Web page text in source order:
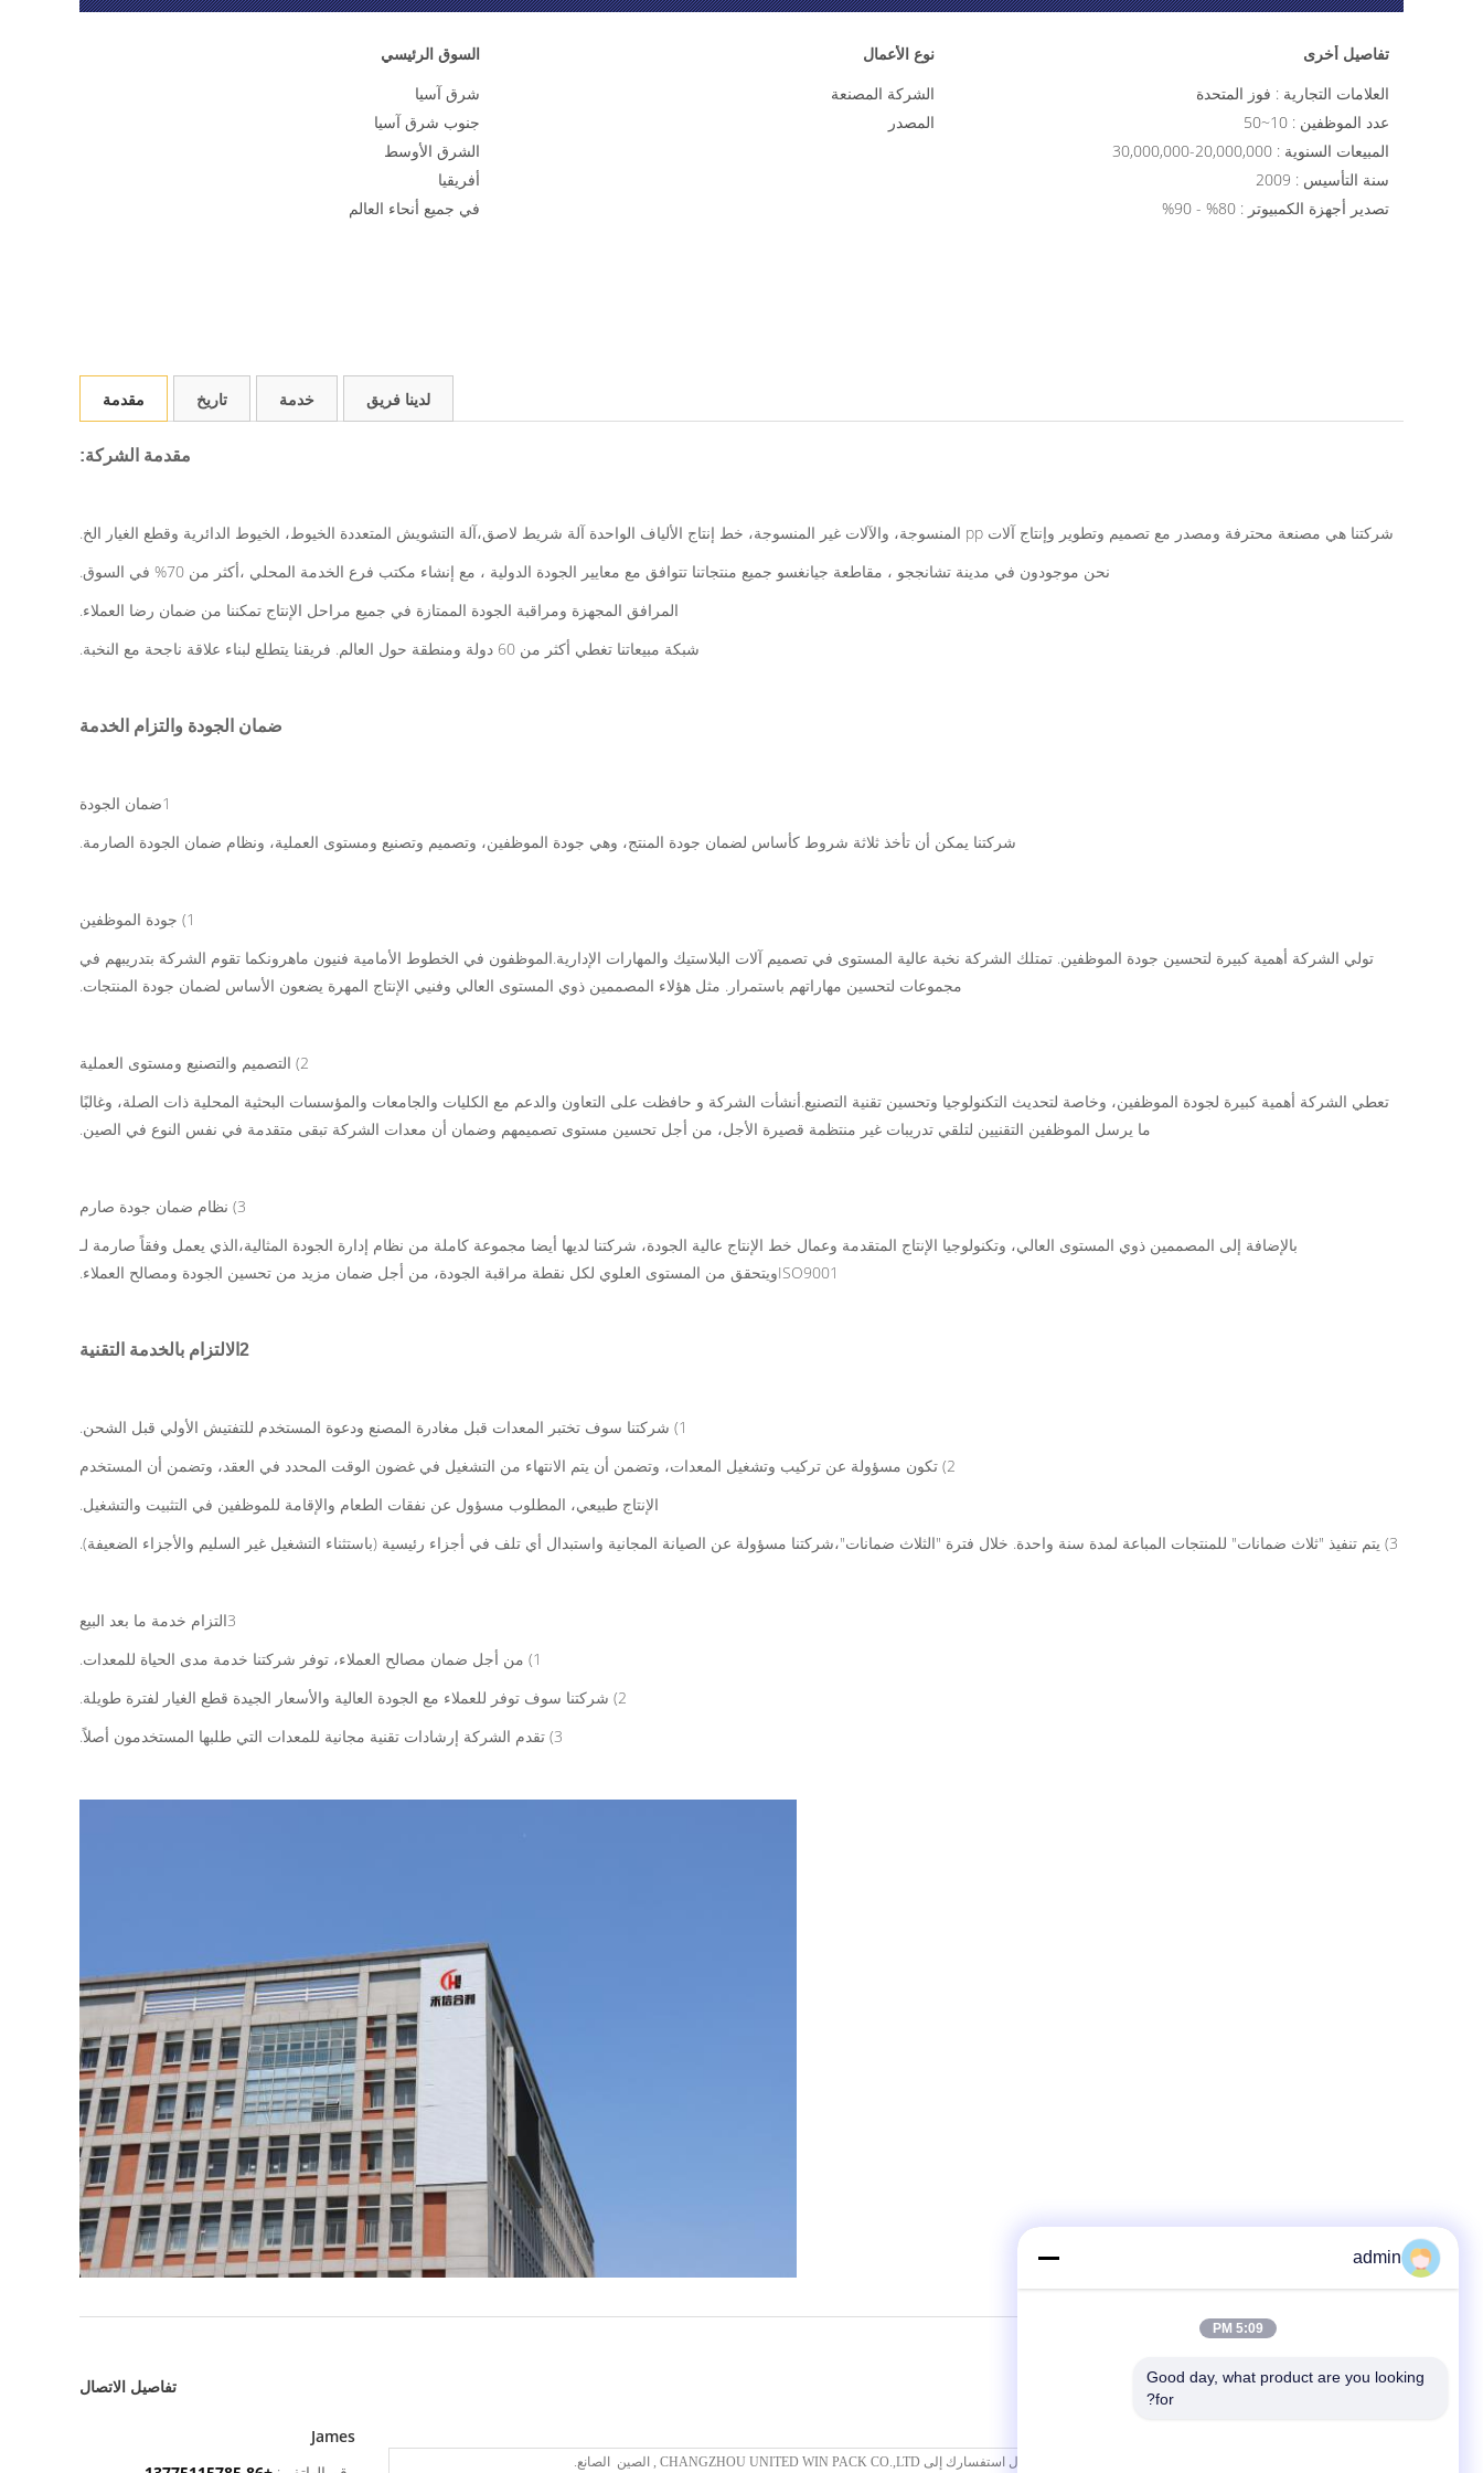
السوق الرئيسي
شرق آسيا
جنوب شرق آسيا
الشرق الأوسط
أفريقيا
في جميع أنحاء العالم
نوع الأعمال
الشركة المصنعة
المصدر
تفاصيل أخرى
العلامات التجارية : فوز المتحدة
عدد الموظفين : 10~50
المبيعات السنوية : 20,000,000-30,000,000
سنة التأسيس : 2009
تصدير أجهزة الكمبيوتر : 80% - 90%
مقدمة تاريخ خدمة لدينا فريق
مقدمة الشركة:
شركتنا هي مصنعة محترفة ومصدر مع تصميم وتطوير وإنتاج آلات pp المنسوجة، والآلات غير المنسوجة، خط إنتاج الألياف الواحدة آلة شريط لاصق،آلة التشويش المتعددة الخيوط، الخيوط الدائرية وقطع الغيار الخ.
نحن موجودون في مدينة تشانججو ، مقاطعة جيانغسو جميع منتجاتنا تتوافق مع معايير الجودة الدولية ، مع إنشاء مكتب فرع الخدمة المحلي ،أكثر من 70% في السوق.
المرافق المجهزة ومراقبة الجودة الممتازة في جميع مراحل الإنتاج تمكننا من ضمان رضا العملاء.
شبكة مبيعاتنا تغطي أكثر من 60 دولة ومنطقة حول العالم. فريقنا يتطلع لبناء علاقة ناجحة مع النخبة.
ضمان الجودة والتزام الخدمة
1ضمان الجودة
شركتنا يمكن أن تأخذ ثلاثة شروط كأساس لضمان جودة المنتج، وهي جودة الموظفين، وتصميم وتصنيع ومستوى العملية، ونظام ضمان الجودة الصارمة.
1) جودة الموظفين
تولي الشركة أهمية كبيرة لتحسين جودة الموظفين. تمتلك الشركة نخبة عالية المستوى في تصميم آلات البلاستيك والمهارات الإدارية.الموظفون في الخطوط الأمامية فنيون ماهرونكما تقوم الشركة بتدريبهم في
مجموعات لتحسين مهاراتهم باستمرار. مثل هؤلاء المصممين ذوي المستوى العالي وفنيي الإنتاج المهرة يضعون الأساس لضمان جودة المنتجات.
2) التصميم والتصنيع ومستوى العملية
تعطي الشركة أهمية كبيرة لجودة الموظفين، وخاصة لتحديث التكنولوجيا وتحسين تقنية التصنيع.أنشأت الشركة و حافظت على التعاون والدعم مع الكليات والجامعات والمؤسسات البحثية المحلية ذات الصلة، وغالبًا
ما يرسل الموظفين التقنيين لتلقي تدريبات غير منتظمة قصيرة الأجل، من أجل تحسين مستوى تصميمهم وضمان أن معدات الشركة تبقى متقدمة في نفس النوع في الصين.
3) نظام ضمان جودة صارم
بالإضافة إلى المصممين ذوي المستوى العالي، وتكنولوجيا الإنتاج المتقدمة وعمال خط الإنتاج عالية الجودة، شركتنا لديها أيضا مجموعة كاملة من نظام إدارة الجودة المثالية،الذي يعمل وفقاً صارمة لـ
ISO9001ويتحقق من المستوى العلوي لكل نقطة مراقبة الجودة، من أجل ضمان مزيد من تحسين الجودة ومصالح العملاء.
2الالتزام بالخدمة التقنية
1) شركتنا سوف تختبر المعدات قبل مغادرة المصنع ودعوة المستخدم للتفتيش الأولي قبل الشحن.
2) تكون مسؤولة عن تركيب وتشغيل المعدات، وتضمن أن يتم الانتهاء من التشغيل في غضون الوقت المحدد في العقد، وتضمن أن المستخدم
الإنتاج طبيعي، المطلوب مسؤول عن نفقات الطعام والإقامة للموظفين في التثبيت والتشغيل.
3) يتم تنفيذ "ثلاث ضمانات" للمنتجات المباعة لمدة سنة واحدة. خلال فترة "الثلاث ضمانات"،شركتنا مسؤولة عن الصيانة المجانية واستبدال أي تلف في أجزاء رئيسية (باستثناء التشغيل غير السليم والأجزاء الضعيفة).
3التزام خدمة ما بعد البيع
1) من أجل ضمان مصالح العملاء، توفر شركتنا خدمة مدى الحياة للمعدات.
2) شركتنا سوف توفر للعملاء مع الجودة العالية والأسعار الجيدة قطع الغيار لفترة طويلة.
3) تقدم الشركة إرشادات تقنية مجانية للمعدات التي طلبها المستخدمون أصلاً.
تفاصيل الاتصال
James
admin
5:09 PM
Good day, what product are you looking
for?